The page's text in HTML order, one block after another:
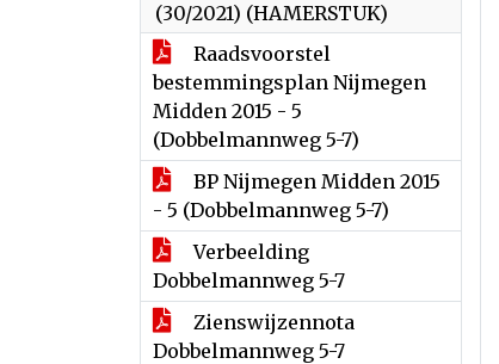
(30/2021) (HAMERSTUK)
Raadsvoorstel
bestemmingsplan Nijmegen
Midden 2015 - 5
(Dobbelmannweg 5-7)
BP Nijmegen Midden 2015
- 5 (Dobbelmannweg 5-7)
Verbeelding
Dobbelmannweg 5-7
Zienswijzennota
Dobbelmannweg 5-7